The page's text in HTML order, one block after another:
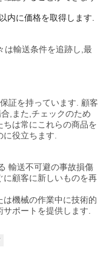
内に価格を取得します.
は輸送条件を追跡し,最
証を持っています. 顧客
,また,チェックのため
は常にこれらの商品を
役立ちます.
輸送不可避の事故損傷
に顧客に新しいものを再
機械の作業中に技術的
ポートを提供します.